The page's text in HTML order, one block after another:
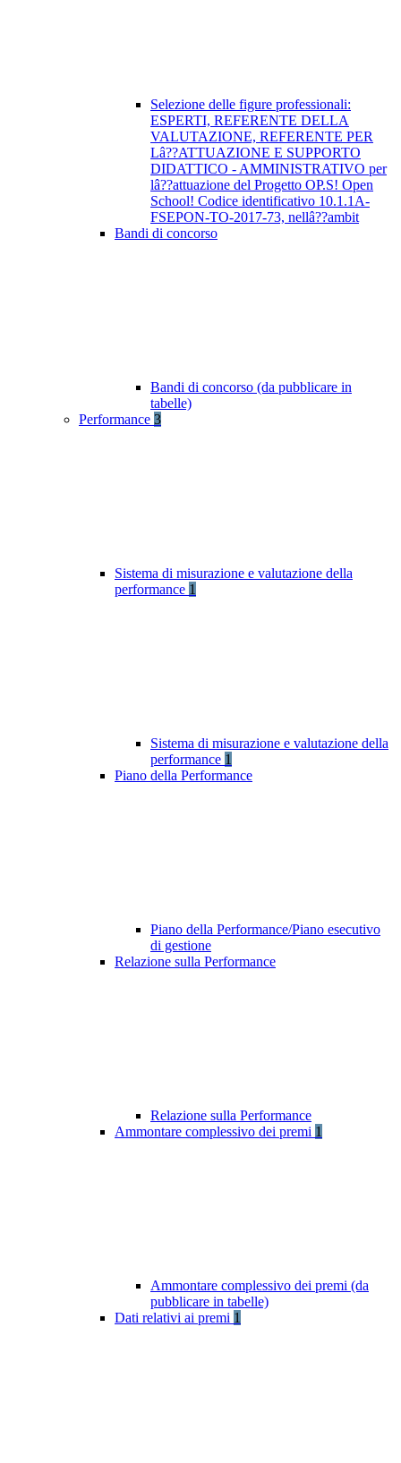
Selezione delle figure professionali:
ESPERTI, REFERENTE DELLA
VALUTAZIONE, REFERENTE PER
Lâ??ATTUAZIONE E SUPPORTO
DIDATTICO - AMMINISTRATIVO per
lâ??attuazione del Progetto OP.S! Open
School! Codice identificativo 10.1.1A-
FSEPON-TO-2017-73, nellâ??ambit
Bandi di concorso
Bandi di concorso (da pubblicare in
tabelle)
Performance 3
Sistema di misurazione e valutazione della
performance 1
Sistema di misurazione e valutazione della
performance 1
Piano della Performance
Piano della Performance/Piano esecutivo
di gestione
Relazione sulla Performance
Relazione sulla Performance
Ammontare complessivo dei premi 1
Ammontare complessivo dei premi (da
pubblicare in tabelle)
Dati relativi ai premi 1